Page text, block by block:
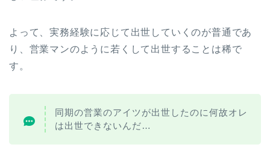
よって、実務経験に応じて出世していくのが普通であ
り、営業マンのように若くして出世することは稀で
す。
同期の営業のアイツが出世したのに何故オレ
は出世できないんだ…